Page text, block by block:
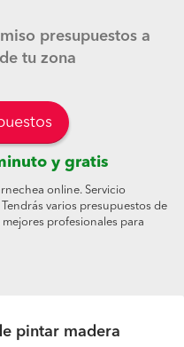
presupuestos a
tu zona
y gratis
online. Servicio
varios presupuestos de
profesionales para
pintar madera